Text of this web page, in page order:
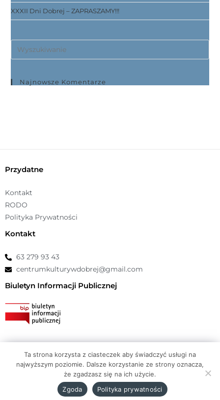
XXXII Dni Dobrej – ZAPRASZAMY!!!
Najnowsze Komentarze
Przydatne
Kontakt
RODO
Polityka Prywatności
Kontakt
63 279 93 43
centrumkulturywdobrej@gmail.com
Biuletyn Informacji Publicznej
© Copyright 2026 Centrum Kultury Dobra |atwi.pl
Ta strona korzysta z ciasteczek aby świadczyć usługi na
najwyższym poziomie. Dalsze korzystanie ze strony oznacza,
że zgadzasz się na ich użycie.
Zgoda
Polityka prywatności